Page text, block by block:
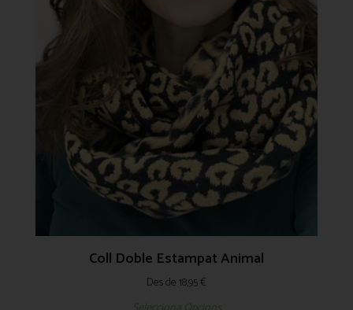
Coll Doble Estampat Animal
Des de18,95€